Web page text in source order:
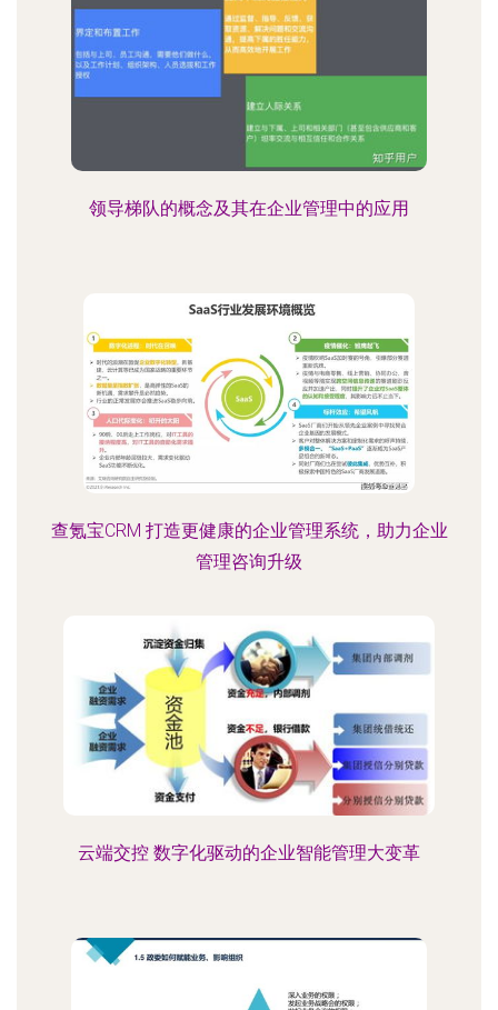
领导梯队的概念及其在企业管理中的应用
查氪宝CRM 打造更健康的企业管理系统，助力企业
管理咨询升级
云端交控 数字化驱动的企业智能管理大变革